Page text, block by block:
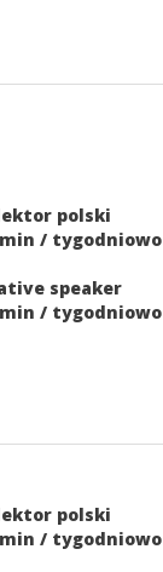
polski
min / tygodniowo
speaker
min / tygodniowo
polski
min / tygodniowo